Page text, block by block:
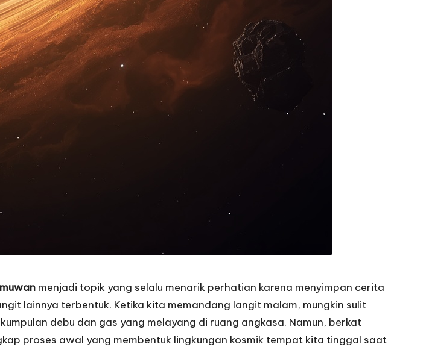
menjadi topik yang selalu menarik perhatian karena menyimpan cerita
lainnya terbentuk. Ketika kita memandang langit malam, mungkin sulit
debu dan gas yang melayang di ruang angkasa. Namun, berkat
proses awal yang membentuk lingkungan kosmik tempat kita tinggal saat